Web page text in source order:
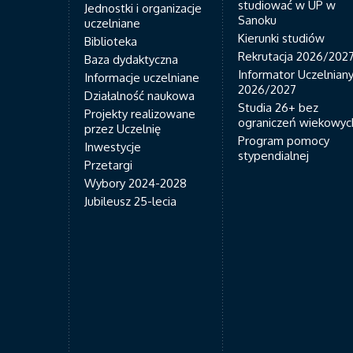
Jednostki i organizacje
uczelniane
Biblioteka
Baza dydaktyczna
Informacje uczelniane
Działalność naukowa
Projekty realizowane
przez Uczelnię
Inwestycje
Przetargi
Wybory 2024-2028
Jubileusz 25-lecia
studiować w UP w
Sanoku
Kierunki studiów
Rekrutacja 2026/2027
Informator Uczelniany
2026/2027
Studia 26+ bez
ograniczeń
Program pomocy
stypendialnej